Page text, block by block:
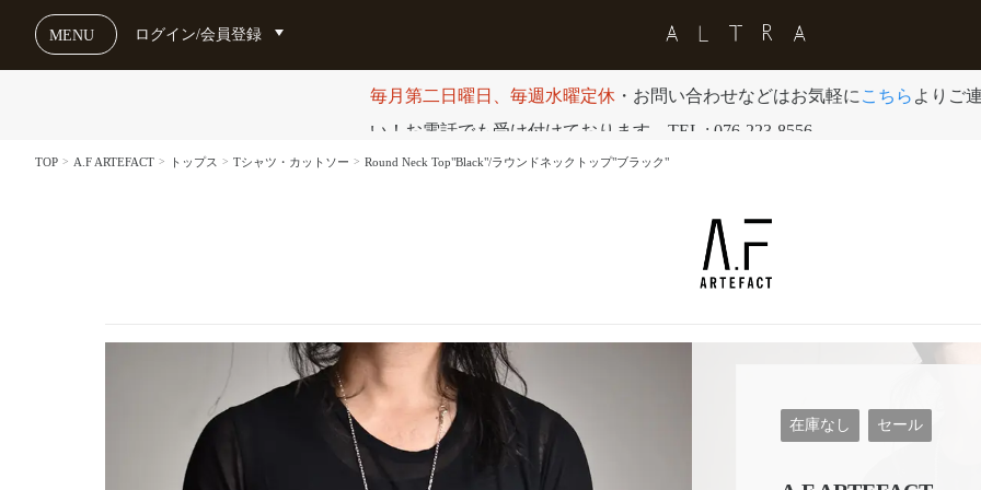
MENU ログイン/会員登録
毎月第二日曜日、毎週水曜定休 ・お問い合わせなどはお気軽に こちら よりご
い！お電話でも受け付けております。TEL : 076-223-8556
TOP A.F ARTEFACT トップス Tシャツ・カットソー Round Neck Top"Black"/ラウンドネックトップ"ブラック"
在庫なし セール